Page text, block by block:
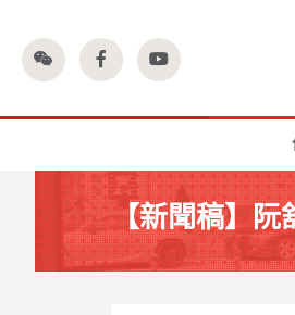
【新聞稿】阮